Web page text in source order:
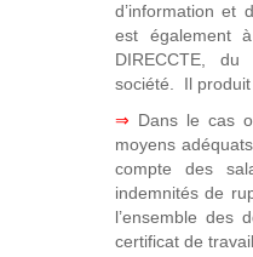
d’information et
est également
DIRECCTE, du
société. Il produit
⇒ Dans le cas
moyens
compte des
indemnités de
l’ensemble des
certificat de